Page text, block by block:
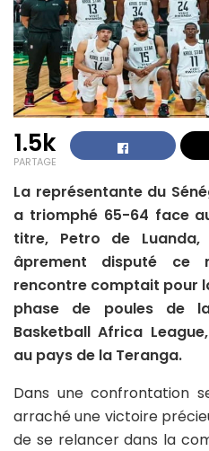
1.5k
PARTAGE
La représentante du
a triomphé 65-64 face
titre, Petro de
âprement disputé ce
rencontre comptait pour
phase de poules de
Basketball Africa
au pays de la Teranga.
Dans une confrontation
arraché une victoire
de se relancer dans la